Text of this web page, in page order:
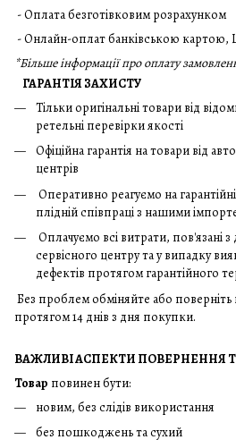
- Оплата безготівковим розрахунком
- Онлайн-оплат банківською картою,
*Більше інформації про оплату
ГАРАНТІЯ ЗАХИСТУ
Тільки оригінальні товари від
ретельні перевірки якості
Офіційна гарантія на товари від
центрів
Оперативно реагуємо на
плідній співпраці з нашими
Оплачуємо всі витрати, пов'язані
сервісного центру та у випадку
дефектів протягом гарантійного
Без проблем обміняйте або
протягом 14 днів з дня покупки.
ВАЖЛИВІ АСПЕКТИ ПОВЕРНЕННЯ
Товар повинен бути:
новим, без слідів використання
без пошкоджень та сухий